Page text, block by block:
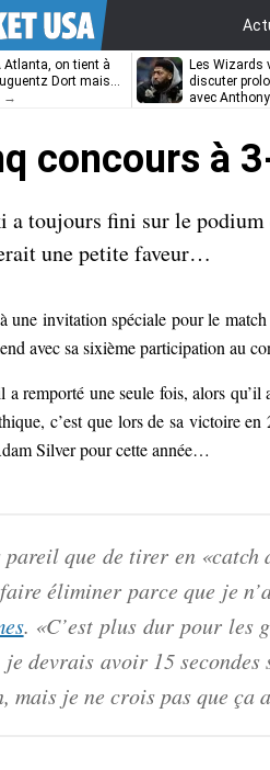
Atlanta, on tient à
Dort mais…
Les Wizards
discuter
avec Anthony
concours à
toujours fini sur le podium
une petite faveur…
une invitation spéciale pour le
avec sa sixième participation au
a remporté une seule fois, alors
c’est que lors de sa victoire
Silver pour cette année…
pareil que de tirer en
éliminer parce que je
. «C’est plus dur pour les
devrais avoir 15
mais je ne crois pas que ça